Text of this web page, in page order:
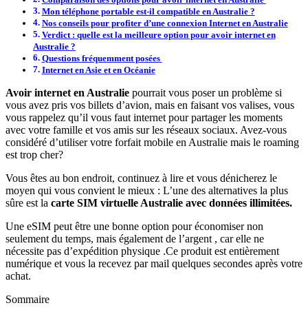
Mon téléphone portable est-il compatible en Australie ?
Nos conseils pour profiter d’une connexion Internet en Australie
Verdict : quelle est la meilleure option pour avoir internet en
Australie ?
Questions fréquemment posées
Internet en Asie et en Océanie
Avoir internet en Australie pourrait vous poser un problème si
vous avez pris vos billets d’avion, mais en faisant vos valises, vous
vous rappelez qu’il vous faut internet pour partager les moments
avec votre famille et vos amis sur les réseaux sociaux. Avez-vous
considéré d’utiliser votre forfait mobile en Australie mais le roaming
est trop cher?
Vous êtes au bon endroit, continuez à lire et vous dénicherez le
moyen qui vous convient le mieux : L’une des alternatives la plus
sûre est la carte SIM virtuelle Australie avec données illimitées.
Une eSIM peut être une bonne option pour économiser non
seulement du temps, mais également de l’argent , car elle ne
nécessite pas d’expédition physique .Ce produit est entièrement
numérique et vous la recevez par mail quelques secondes après votre
achat.
Sommaire